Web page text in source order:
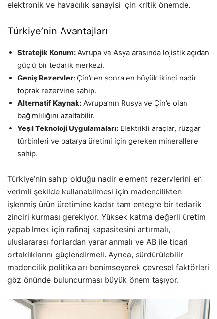
elektronik ve havacılık sanayisi için kritik önemde.
Türkiye’nin Avantajları
Stratejik Konum: Avrupa ve Asya arasında lojistik açıdan
güçlü bir tedarik merkezi.
Geniş Rezervler: Çin’den sonra en büyük ikinci nadir
toprak rezervine sahip.
Alternatif Kaynak: Avrupa’nın Rusya ve Çin’e olan
bağımlılığını azaltabilir.
Yeşil Teknoloji Uygulamaları: Elektrikli araçlar, rüzgar
türbinleri ve batarya üretimi için gereken minerallere
sahip.
Türkiye’nin sahip olduğu nadir element rezervlerini en
verimli şekilde kullanabilmesi için madencilikten
işlenmiş ürün üretimine kadar tam entegre bir tedarik
zinciri kurması gerekiyor. Yüksek katma değerli üretim
yapabilmek için rafinaj kapasitesini artırmalı,
uluslararası fonlardan yararlanmalı ve AB ile ticari
ortaklıklarını güçlendirmeli. Ayrıca, sürdürülebilir
madencilik politikaları benimseyerek çevresel faktörleri
göz önünde bulundurması büyük önem taşıyor.